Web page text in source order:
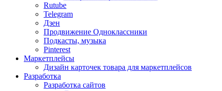
Rutube
Telegram
Дзен
Продвижение Одноклассники
Подкасты, музыка
Pinterest
Маркетплейсы
Дизайн карточек товара для маркетплейсов
Разработка
Разработка сайтов